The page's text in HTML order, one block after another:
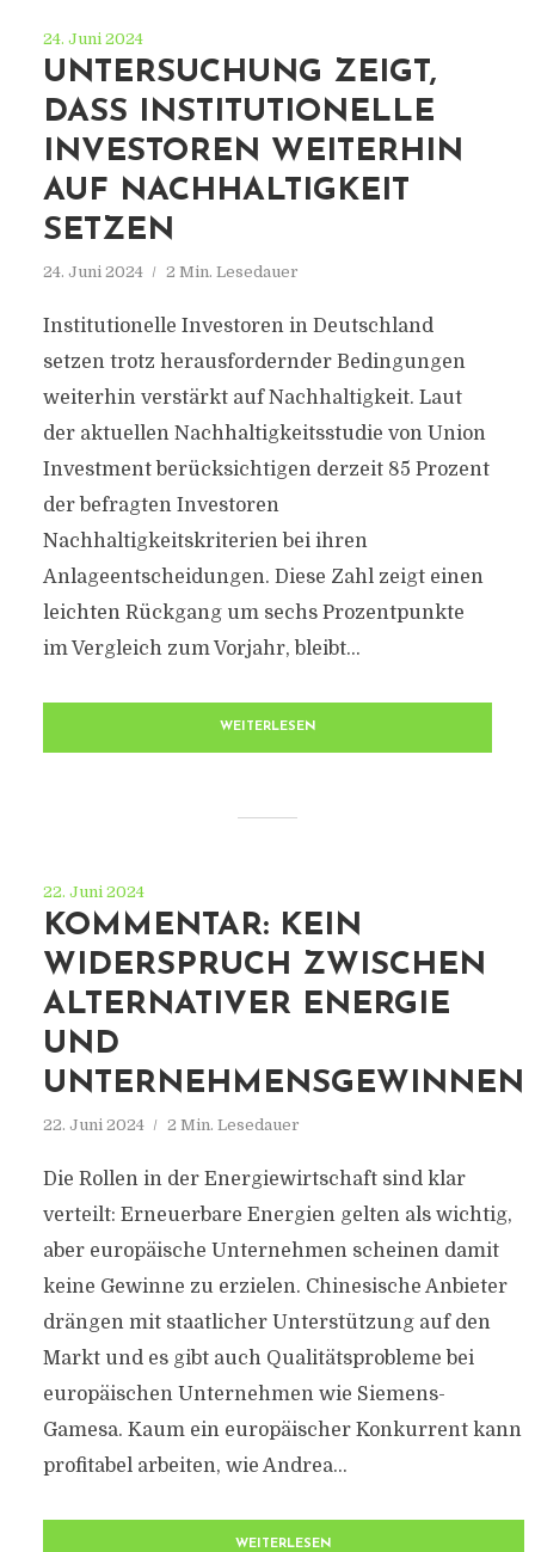
24. Juni 2024
UNTERSUCHUNG ZEIGT,
DASS INSTITUTIONELLE
INVESTOREN WEITERHIN
AUF NACHHALTIGKEIT
SETZEN
24. Juni 2024 2 Min. Lesedauer
Institutionelle Investoren in Deutschland
setzen trotz herausfordernder Bedingungen
weiterhin verstärkt auf Nachhaltigkeit. Laut
der aktuellen Nachhaltigkeitsstudie von Union
Investment berücksichtigen derzeit 85 Prozent
der befragten Investoren
Nachhaltigkeitskriterien bei ihren
Anlageentscheidungen. Diese Zahl zeigt einen
leichten Rückgang um sechs Prozentpunkte
im Vergleich zum Vorjahr, bleibt...
WEITERLESEN
22. Juni 2024
KOMMENTAR: KEIN
WIDERSPRUCH ZWISCHEN
ALTERNATIVER ENERGIE
UND
UNTERNEHMENSGEWINNEN
22. Juni 2024 2 Min. Lesedauer
Die Rollen in der Energiewirtschaft sind klar
verteilt: Erneuerbare Energien gelten als wichtig,
aber europäische Unternehmen scheinen damit
keine Gewinne zu erzielen. Chinesische Anbieter
drängen mit staatlicher Unterstützung auf den
Markt und es gibt auch Qualitätsprobleme bei
europäischen Unternehmen wie Siemens-
Gamesa. Kaum ein europäischer Konkurrent kann
profitabel arbeiten, wie Andrea...
WEITERLESEN